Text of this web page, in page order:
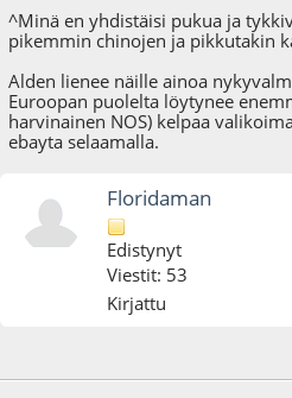
^Minä en yhdistäisi pukua ja
pikemmin chinojen ja pikkutakin
Alden lienee näille ainoa
Euroopan puolelta löytynee
harvinainen NOS) kelpaa
ebayta selaamalla.
Floridaman
Edistynyt
Viestit: 53
Kirjattu